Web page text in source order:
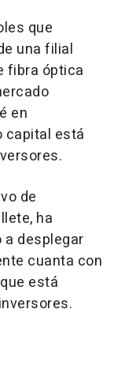
que
una filial
fibra óptica
en
capital está
de
ha
desplegar
cuanta con
está